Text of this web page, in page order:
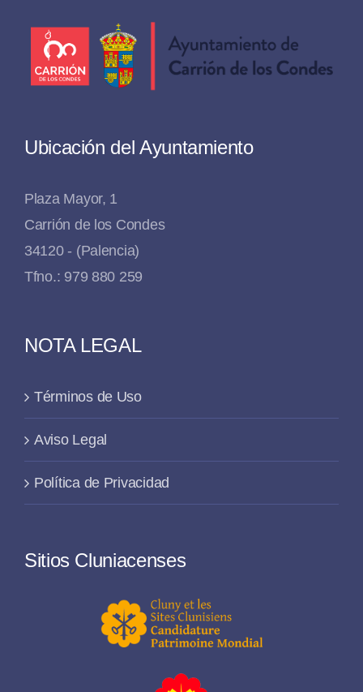
Ubicación del Ayuntamiento
Plaza Mayor, 1
Carrión de los Condes
34120 - (Palencia)
Tfno.: 979 880 259
NOTA LEGAL
Términos de Uso
Aviso Legal
Política de Privacidad
Sitios Cluniacenses